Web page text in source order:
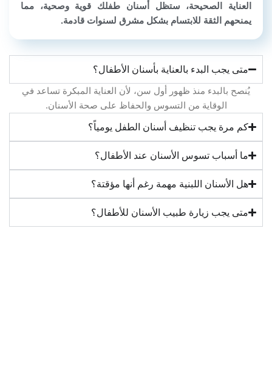
العناية الصحيحة، ستظل أسنان طفلك قوية وصحية، مما
يمنحهم الثقة للابتسام بشكل مشرق لسنوات قادمة.
متى يجب البدء بالعناية بأسنان الأطفال؟
يُنصح بالبدء منذ ظهور أول سن، لأن العناية المبكرة تساعد في
الوقاية من التسوس والحفاظ على صحة الأسنان.
كم مرة يجب تنظيف أسنان الطفل يومياً؟
ما أسباب تسوس الأسنان عند الأطفال؟
هل الأسنان اللبنية مهمة رغم أنها مؤقتة؟
متى يجب زيارة طبيب الأسنان للأطفال؟